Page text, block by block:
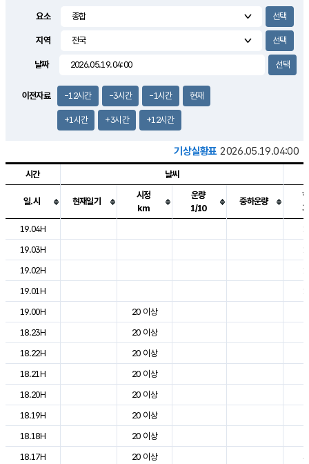
1.3m/s
14.5
요소
지역
날짜
이전자료 -12시간 -3시간 -1시간 현재
+1시간 +3시간 +12시간
기상실황표 2026.05.19.04:00
도시별 기상실황표로 지점, 날씨, 기온, 강수, 바람, 기압등을 안내한 표입
시간 날씨
일.시 현재일기
시정
km
운량
1/10
중하운량
19.04H
19.03H
19.02H
19.01H
19.00H
20 이상
18.23H
20 이상
18.22H
20 이상
18.21H
20 이상
18.20H
20 이상
18.19H
20 이상
18.18H
20 이상
18.17H
20 이상